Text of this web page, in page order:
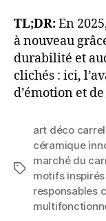
TL;DR:En
à nouveau
durabilité et
clichés : ici,
d’émotion et
Étiquettes
art déco
céramique
marché du
motifs
responsables